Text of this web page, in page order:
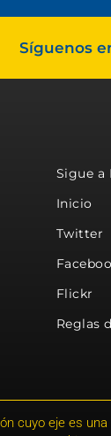
Síguenos
Sigue a
Inicio
Twitter
Flickr
Reglas
cuyo eje es